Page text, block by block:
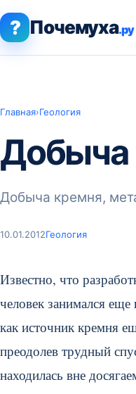
? Почемуха.ру
Главная›Геология
Добыча
Добыча кремня,
10.01.2012Геология
Известно, что
человек занимался
как источник кремня
преодолев трудный
находилась вне